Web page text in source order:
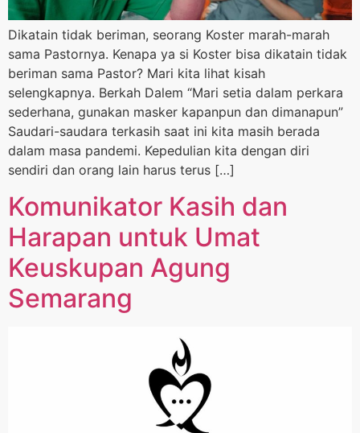
Dikatain tidak beriman, seorang Koster marah-marah
sama Pastornya. Kenapa ya si Koster bisa dikatain tidak
beriman sama Pastor? Mari kita lihat kisah
selengkapnya. Berkah Dalem “Mari setia dalam perkara
sederhana, gunakan masker kapanpun dan dimanapun”
Saudari-saudara terkasih saat ini kita masih berada
dalam masa pandemi. Kepedulian kita dengan diri
sendiri dan orang lain harus terus […]
Komunikator Kasih dan
Harapan untuk Umat
Keuskupan Agung
Semarang